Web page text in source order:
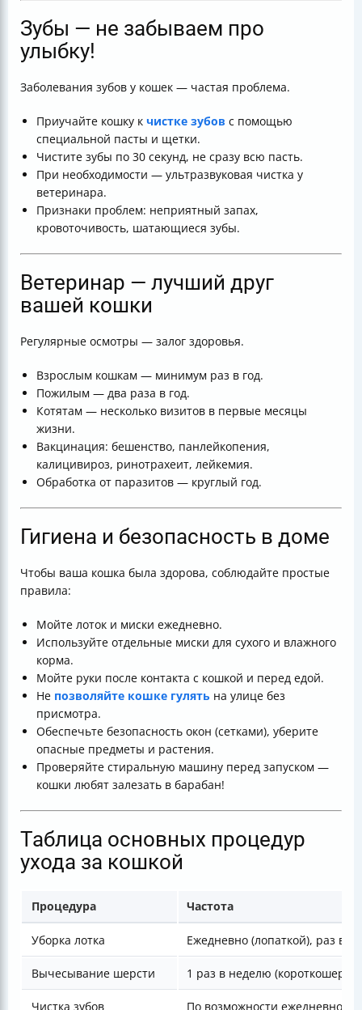
Зубы — не забываем про
улыбку!
Заболевания зубов у кошек — частая проблема.
Приучайте кошку к чистке зубов с помощью
специальной пасты и щетки.
Чистите зубы по 30 секунд, не сразу всю пасть.
При необходимости — ультразвуковая чистка у
ветеринара.
Признаки проблем: неприятный запах,
кровоточивость, шатающиеся зубы.
Ветеринар — лучший друг
вашей кошки
Регулярные осмотры — залог здоровья.
Взрослым кошкам — минимум раз в год.
Пожилым — два раза в год.
Котятам — несколько визитов в первые месяцы
жизни.
Вакцинация: бешенство, панлейкопения,
калицивироз, ринотрахеит, лейкемия.
Обработка от паразитов — круглый год.
Гигиена и безопасность в доме
Чтобы ваша кошка была здорова, соблюдайте простые
правила:
Мойте лоток и миски ежедневно.
Используйте отдельные миски для сухого и влажного
корма.
Мойте руки после контакта с кошкой и перед едой.
Не позволяйте кошке гулять на улице без
присмотра.
Обеспечьте безопасность окон (сетками), уберите
опасные предметы и растения.
Проверяйте стиральную машину перед запуском —
кошки любят залезать в барабан!
Таблица основных процедур
ухода за кошкой
Процедура Частота
Уборка лотка Ежедневно (лопаткой), раз в
Вычесывание шерсти 1 раз в неделю
Чистка зубов По возможности ежедневно